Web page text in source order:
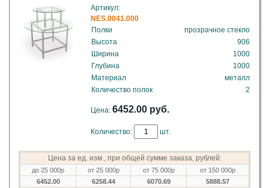
Артикул:
NES.0041.000
Полки
прозрачное стекло
Высота
906
Ширина
1000
Глубина
1000
Материал
металл
Количество полок
2
Цена: 6452.00 руб.
Количество: шт.
Цена за ед. изм., при общей сумме заказа, рублей:
до 25 000р от 25 000р от 75 000р
от 150 000р
6452.00
6258.44 6070.69 5888.57